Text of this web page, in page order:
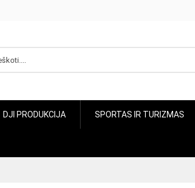
DJI PRODUKCIJA SPORTAS IR TURIZMAS